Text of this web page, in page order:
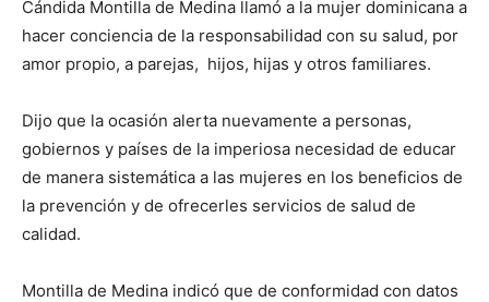
Cándida Montilla de Medina llamó a la mujer dominicana a
hacer conciencia de la responsabilidad con su salud, por
amor propio, a parejas, hijos, hijas y otros familiares.
Dijo que la ocasión alerta nuevamente a personas,
gobiernos y países de la imperiosa necesidad de educar
de manera sistemática a las mujeres en los beneficios de
la prevención y de ofrecerles servicios de salud de
calidad.
Montilla de Medina indicó que de conformidad con datos